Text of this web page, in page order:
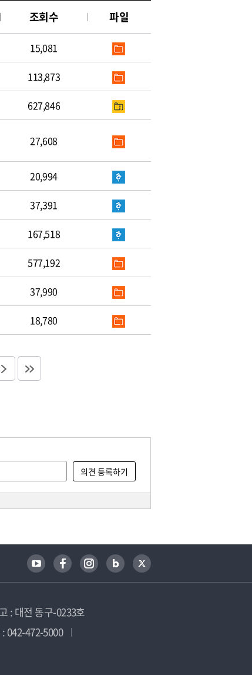
조회수 파일
15,081
113,873
627,846
27,608
20,994
37,391
167,518
577,192
37,990
18,780
: 대전 동구-0233호
042-472-5000